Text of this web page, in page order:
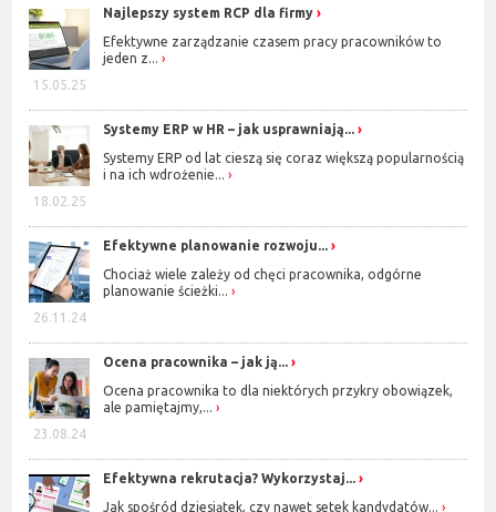
15.05.25
Najlepszy system RCP dla firmy
Efektywne zarządzanie czasem pracy pracowników to
jeden z...
18.02.25
Systemy ERP w HR – jak usprawniają...
Systemy ERP od lat cieszą się coraz większą popularnością
i na ich wdrożenie...
26.11.24
Efektywne planowanie rozwoju...
Chociaż wiele zależy od chęci pracownika, odgórne
planowanie ścieżki...
23.08.24
Ocena pracownika – jak ją...
Ocena pracownika to dla niektórych przykry obowiązek,
ale pamiętajmy,...
Efektywna rekrutacja? Wykorzystaj...
Jak spośród dziesiątek, czy nawet setek kandydatów...